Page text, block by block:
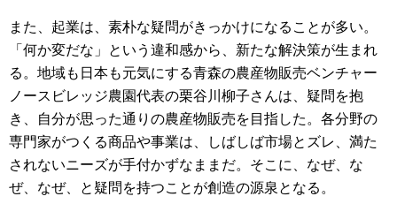
また、起業は、素朴な疑問がきっかけになることが多い。
「何か変だな」という違和感から、新たな解決策が生まれ
る。地域も日本も元気にする青森の農産物販売ベンチャー
ノースビレッジ農園代表の栗谷川柳子さんは、疑問を抱
き、自分が思った通りの農産物販売を目指した。各分野の
専門家がつくる商品や事業は、しばしば市場とズレ、満た
されないニーズが手付かずなままだ。そこに、なぜ、な
ぜ、なぜ、と疑問を持つことが創造の源泉となる。